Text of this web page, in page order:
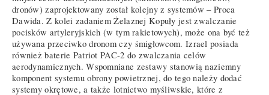
dronów) zaprojektowany został kolejny z systemów – Proca
Dawida. Z kolei zadaniem Żelaznej Kopuły jest zwalczanie
pocisków artyleryjskich (w tym rakietowych), może ona być też
używana przeciwko dronom czy śmigłowcom. Izrael posiada
również baterie Patriot PAC-2 do zwalczania celów
aerodynamicznych. Wspomniane zestawy stanowią naziemny
komponent systemu obrony powietrznej, do tego należy dodać
systemy okrętowe, a także lotnictwo myśliwskie, które z